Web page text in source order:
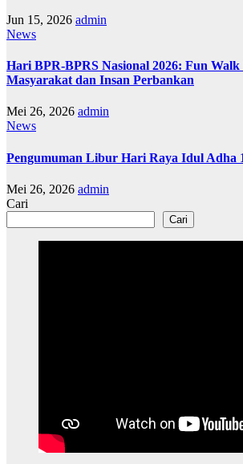
Jun 15, 2026 admin
News
Hari BPR-BPRS Nasional 2026: Fun Walk
Masyarakat dan Insan Perbankan
Mei 26, 2026 admin
News
Pengumuman Libur Hari Raya Idul Adha
Mei 26, 2026 admin
Cari
Cari